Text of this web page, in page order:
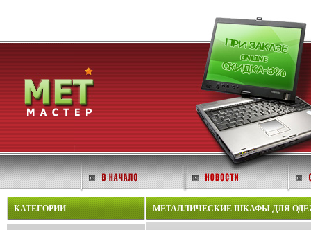
КАТЕГОРИИ МЕТАЛЛИЧЕСКИЕ ШКАФЫ ДЛЯ